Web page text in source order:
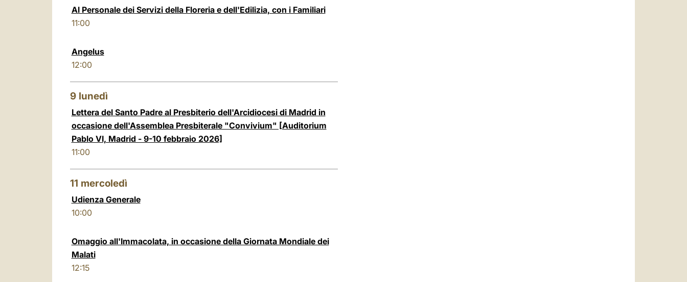
Al Personale dei Servizi della Floreria e dell'Edilizia, con i Familiari
11:00
Angelus
12:00
9 lunedì
Lettera del Santo Padre al Presbiterio dell'Arcidiocesi di Madrid in
occasione dell'Assemblea Presbiterale "Convivium" [Auditorium
Pablo VI, Madrid - 9-10 febbraio 2026]
11:00
11 mercoledì
Udienza Generale
10:00
Omaggio all'Immacolata, in occasione della Giornata Mondiale dei
Malati
12:15